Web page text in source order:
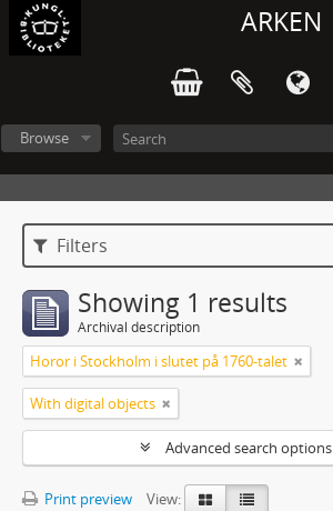
ARKEN
Browse
Filters
Showing 1 results
Archival description
Horor i Stockholm i slutet på 1760-talet
With digital objects
Advanced search options
Print preview
View: